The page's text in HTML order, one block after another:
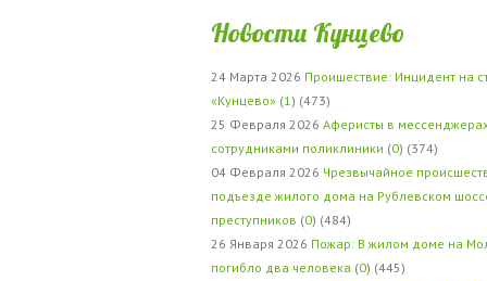
Новости Кунцево
24 Марта 2026 Проишествие: Инцидент на
«Кунцево» (1 ) (473)
25 Февраля 2026 Аферисты в
сотрудниками поликлиники (0) (374)
04 Февраля 2026 Чрезвычайное
подъезде жилого дома на Рублевском
преступников (0) (484)
26 Января 2026 Пожар: В жилом доме на
погибло два человека (0) (445)